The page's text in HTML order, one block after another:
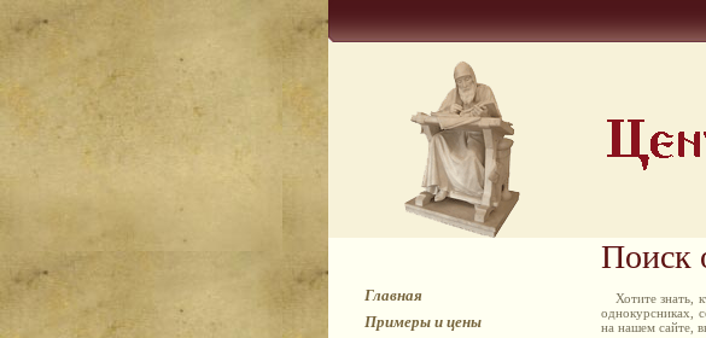
Главная
Примеры и цены
Поиск
Хотите знать,
однокурсниках,
на нашем сайте,